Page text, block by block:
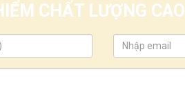
CHẤT LƯỢNG CAO